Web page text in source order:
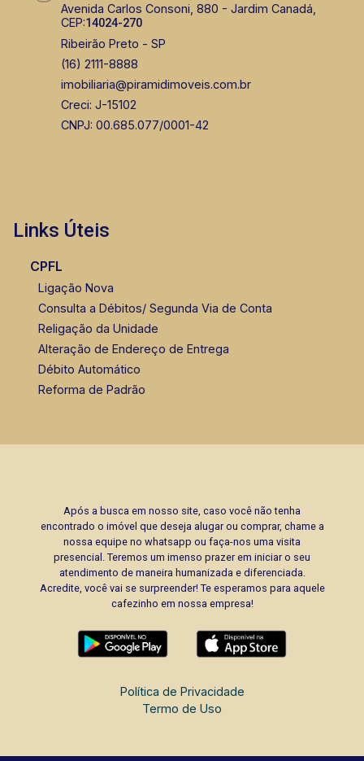
Avenida Carlos Consoni, 880 - Jardim Canadá,
CEP:14024-270
Ribeirão Preto - SP
(16) 2111-8888
imobiliaria@piramidimoveis.com.br
Creci: J-15102
CNPJ: 00.685.077/0001-42
Links Úteis
CPFL
Ligação Nova
Consulta a Débitos/ Segunda Via de Conta
Religação da Unidade
Alteração de Endereço de Entrega
Débito Automático
Reforma de Padrão
Após a busca em nosso site, caso você não tenha
encontrado o imóvel que deseja alugar ou comprar, chame a
nossa equipe no whatsapp ou faça-nos uma visita
presencial. Teremos um imenso prazer em iniciar o seu
atendimento de maneira humanizada e diferenciada.
Acredite, você vai se surpreender! Te esperamos para aquele
cafezinho em nossa empresa!
Política de Privacidade
Termo de Uso